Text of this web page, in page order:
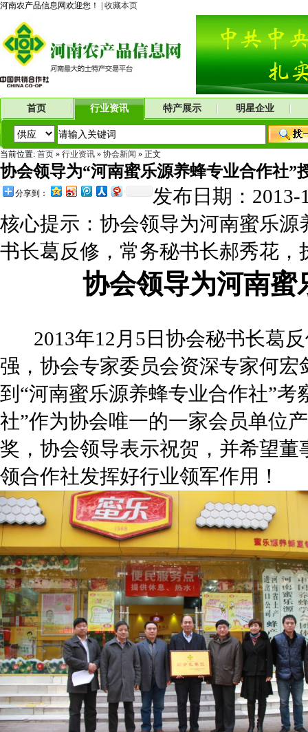
河南农产品信息网欢迎您！ | 收藏本页
首页 行业资讯 特产展示 明星企业
当前位置: 首页 » 行业资讯 » 协会新闻 » 正文
协会领导为“河南蜜乐源养蜂专业合作社”
分享到：
发布日期：
核心提示：协会领导为河南蜜乐源
书长葛反修，常务秘书长郝秀花
协会领导为河南蜜
2013年12月5日协会秘书长葛
强，协会专家委员会资深专家何
到“河南蜜乐源养蜂专业合作社”
社”作为协会唯一的一家会员单位
奖，协会领导表示祝贺，并希望
领合作社发挥好行业领军作用！